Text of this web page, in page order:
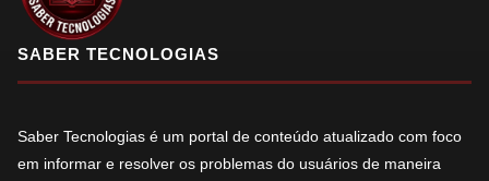
SABER TECNOLOGIAS
Saber Tecnologias é um portal de conteúdo atualizado com foco
em informar e resolver os problemas do usuários de maneira